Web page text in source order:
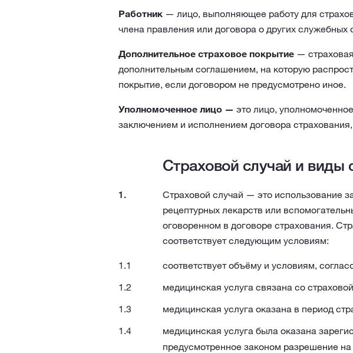
Работник— лицо, выполняющее работу для
члена правления или договора о других служебных
Дополнительное страховое покрытие— страховая
дополнительным соглашением, на которую
покрытие, если договором не предусмотрено иное.
Уполномоченное лицо — это лицо,
заключением и исполнением договора
Страховой случай и виды
Страховой случай — это использование
рецептурных лекарств или
оговоренном в договоре страхования.
соответствует следующим условиям:
соответствует объёму и условиям,
медицинская услуга связана со
медицинская услуга оказана в период
медицинская услуга была оказана
предусмотренное законом разрешение